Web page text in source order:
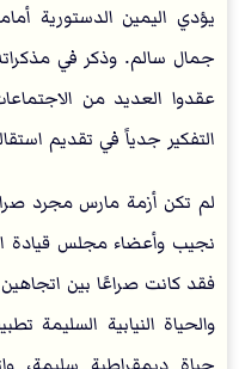
يؤدي اليمين الدستورية
جمال سالم. وذكر في
عقدوا العديد من
التفكير جدياً في تقديم
لم تكن أزمة مارس مجرد
نجيب وأعضاء مجلس قيادة
فقد كانت صراعًا بين
والحياة النيابية السليمة